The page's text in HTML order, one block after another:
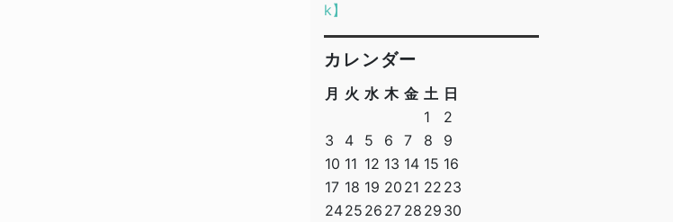
k】
カレンダー
月 火 水 木 金 土 日
1
2
3
4 5 6 7 8
9
10 11 12 13 14 15 16
17 18 19 20 21 22 23
2425 26 27 28 29 30